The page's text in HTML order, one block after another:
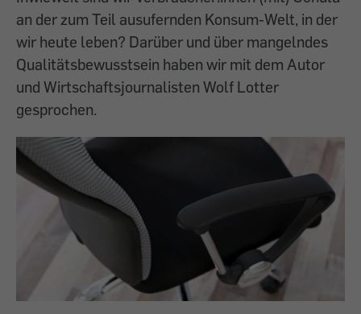
an der zum Teil ausufernden Konsum-Welt, in der
wir heute leben? Darüber und über mangelndes
Qualitätsbewusstsein haben wir mit dem Autor
und Wirtschaftsjournalisten Wolf Lotter
gesprochen.